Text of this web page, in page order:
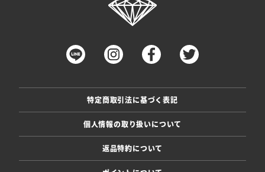
特定商取引法に基づく表記
個人情報の取り扱いについて
返品特約について